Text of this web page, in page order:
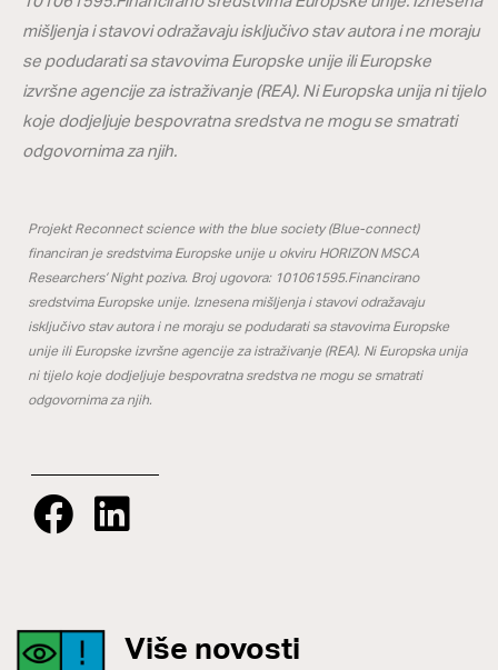
mišljenja i stavovi odražavaju isključivo stav autora i ne moraju
se podudarati sa stavovima Europske unije ili Europske
izvršne agencije za istraživanje (REA). Ni Europska unija ni tijelo
koje dodjeljuje bespovratna sredstva ne mogu se smatrati
odgovornima za njih.
Projekt Reconnect science with the blue society (Blue-connect)
financiran je sredstvima Europske unije u okviru HORIZON MSCA
Researchers’ Night poziva. Broj ugovora: 101061595.Financirano
sredstvima Europske unije. Iznesena mišljenja i stavovi odražavaju
isključivo stav autora i ne moraju se podudarati sa stavovima Europske
unije ili Europske izvršne agencije za istraživanje (REA). Ni Europska unija
ni tijelo koje dodjeljuje bespovratna sredstva ne mogu se smatrati
odgovornima za njih.
Više novosti